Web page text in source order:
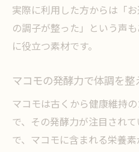
実際に利用した方からは「
の調子が整った」という声
に役立つ素材です。
マコモの発酵力で体調を整
マコモは古くから健康維持
で、その発酵力が注目され
で、マコモに含まれる栄養